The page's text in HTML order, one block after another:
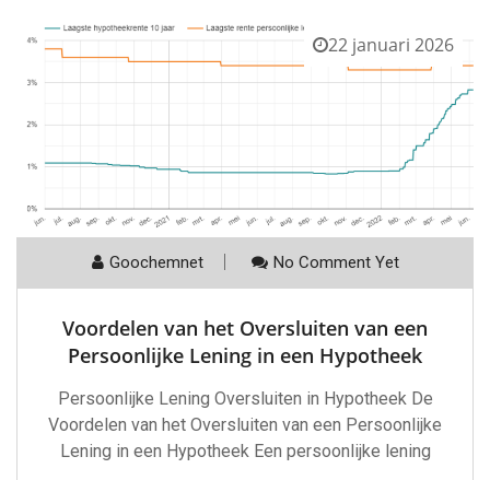
22 januari 2026
Goochemnet No Comment Yet
Voordelen van het Oversluiten van een
Persoonlijke Lening in een Hypotheek
Persoonlijke Lening Oversluiten in Hypotheek De
Voordelen van het Oversluiten van een Persoonlijke
Lening in een Hypotheek Een persoonlijke lening